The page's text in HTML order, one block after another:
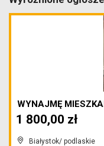
WYNAJMĘ
Białystok/ podlaskie
1 800,00 zł